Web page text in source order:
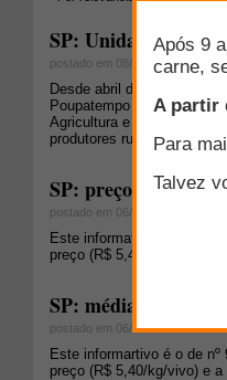
SP: Unidades
postado em 08/10/2013
Desde abril deste ano, o
Poupatempo do Produtor
Agricultura e
produtores rurais do
SP: preços do kg/
postado em 06/03/2012
Este informativo é o de nº
preço (R$ 5,40/kg/vivo) e a
SP: média do preço
postado em 06/02/2012
Este informartivo é o de
preço (R$ 5,40/kg/vivo) e